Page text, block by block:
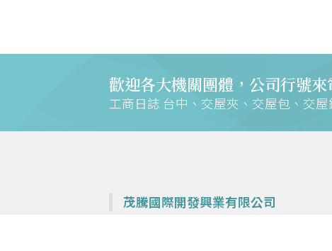
歡迎各大機關團體，公司行號
工商日誌 台中、交屋夾、交屋包、交
茂騰國際開發興業有限公司